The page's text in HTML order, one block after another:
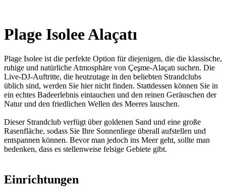
Plage Isolee Alaçatı
Plage Isolee ist die perfekte Option für diejenigen, die die klassische,
ruhige und natürliche Atmosphäre von Çeşme-Alaçatı suchen. Die
Live-DJ-Auftritte, die heutzutage in den beliebten Strandclubs
üblich sind, werden Sie hier nicht finden. Stattdessen können Sie in
ein echtes Badeerlebnis eintauchen und den reinen Geräuschen der
Natur und den friedlichen Wellen des Meeres lauschen.
Dieser Strandclub verfügt über goldenen Sand und eine große
Rasenfläche, sodass Sie Ihre Sonnenliege überall aufstellen und
entspannen können. Bevor man jedoch ins Meer geht, sollte man
bedenken, dass es stellenweise felsige Gebiete gibt.
Einrichtungen